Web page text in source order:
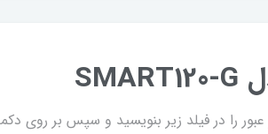
را در فیلد زیر بنویسید و سپس بر روی